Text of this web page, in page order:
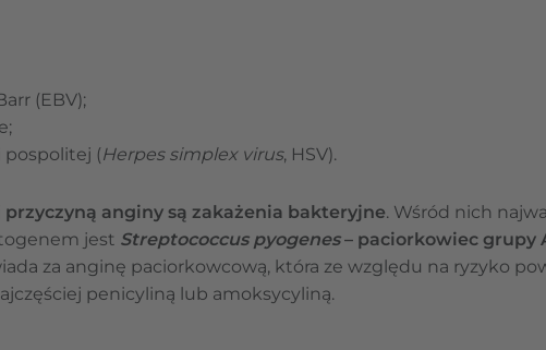
(EBV);
pospolitej (Herpes simplex virus, HSV).
anginy są zakażenia bakteryjne. Wśród nich
jest Streptococcus pyogenes– paciorkowiec grupy
za anginę paciorkowcową, która ze względu na ryzyko
penicyliną lub amoksycyliną.